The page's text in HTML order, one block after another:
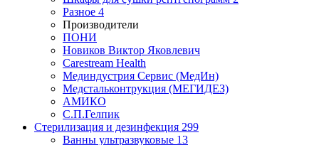
Разное 4
Производители
ПОНИ
Новиков Виктор Яковлевич
Carestream Health
Мединдустрия Сервис (МедИн)
Медстальконтрукция (МЕГИДЕЗ)
АМИКО
С.П.Гелпик
Стерилизация и дезинфекция 299
Ванны ультразвуковые 13